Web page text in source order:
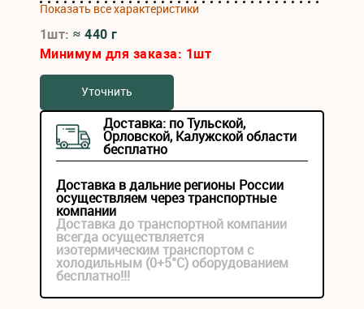
Показать все характеристики
1шт:≈ 440 г
Минимум для заказа: 1шт
Уточнить
Доставка: по Тульской,
Орловской, Калужской области
бесплатно
Доставка в дальние регионы России
осуществляем через транспортные
компании
Доставка до транспортной компании
всегда осуществляется
изотермическим транспортом с
холодильным (0+5°С) оборудованием
бесплатно!!!